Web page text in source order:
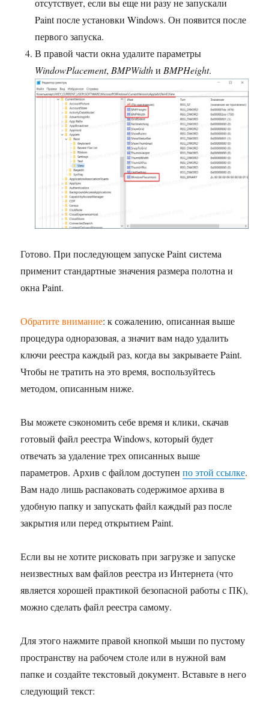
отсутствует, если вы еще ни разу не запускали
Paint после установки Windows. Он появится после
первого запуска.
В правой части окна удалите параметры
WindowPlacement, BMPWidthи BMPHeight.
Готово. При последующем запуске Paint система
применит стандартные значения размера полотна и
окна Paint.
Обратите внимание: к сожалению, описанная выше
процедура одноразовая, а значит вам надо удалить
ключи реестра каждый раз, когда вы закрываете Paint.
Чтобы не тратить на это время, воспользуйтесь
методом, описанным ниже.
Вы можете сэкономить себе время и клики, скачав
готовый файл реестра Windows, который будет
отвечать за удаление трех описанных выше
параметров. Архив с файлом доступенпо этой ссылке.
Вам надо лишь распаковать содержимое архива в
удобную папку и запускать файл каждый раз после
закрытия или перед открытием Paint.
Если вы не хотите рисковать при загрузке и запуске
неизвестных вам файлов реестра из Интернета (что
является хорошей практикой безопасной работы с ПК),
можно сделать файл реестра самому.
Для этого нажмите правой кнопкой мыши по пустому
пространству на рабочем столе или в нужной вам
папке и создайте текстовый документ. Вставьте в него
следующий текст: